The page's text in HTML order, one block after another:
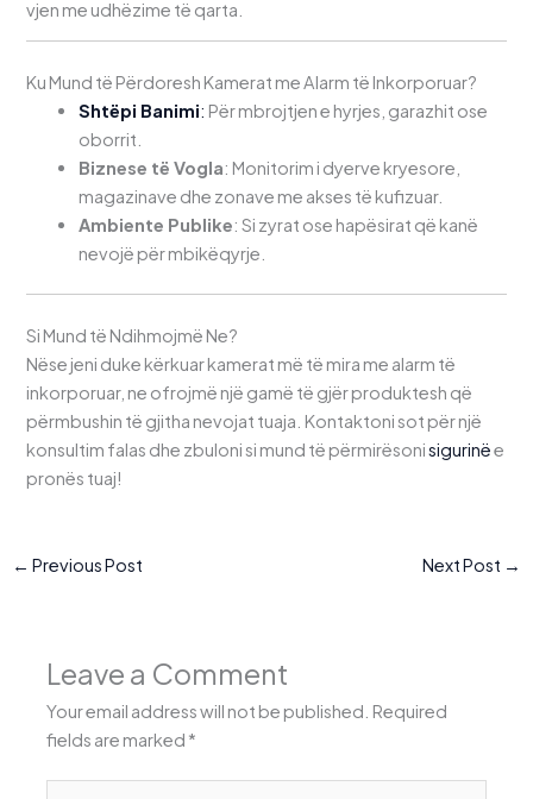
vjen me udhëzime të qarta.
Ku Mund të Përdoresh Kamerat me Alarm të Inkorporuar?
Shtëpi Banimi: Për mbrojtjen e hyrjes, garazhit ose
oborrit.
Biznese të Vogla: Monitorim i dyerve kryesore,
magazinave dhe zonave me akses të kufizuar.
Ambiente Publike: Si zyrat ose hapësirat që kanë
nevojë për mbikëqyrje.
Si Mund të Ndihmojmë Ne?
Nëse jeni duke kërkuar kamerat më të mira me alarm të
inkorporuar, ne ofrojmë një gamë të gjër produktesh që
përmbushin të gjitha nevojat tuaja. Kontaktoni sot për një
konsultim falas dhe zbuloni si mund të përmirësonisigurinëe
pronës tuaj!
← Previous Post Next Post →
Leave a Comment
Your email address will not be published. Required
fields are marked *